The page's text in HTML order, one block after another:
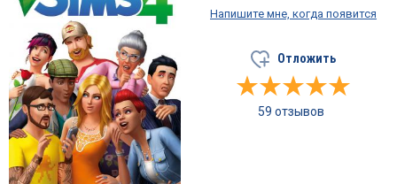
Напишите мне, когда появится
Отложить
59 отзывов